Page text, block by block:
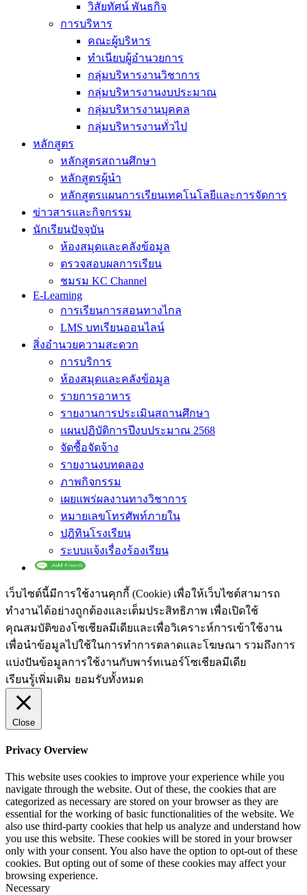
วิสัยทัศน์ พันธกิจ
การบริหาร
คณะผู้บริหาร
ทำเนียบผู้อำนวยการ
กลุ่มบริหารงานวิชาการ
กลุ่มบริหารงานงบประมาณ
กลุ่มบริหารงานบุคคล
กลุ่มบริหารงานทั่วไป
หลักสูตร
หลักสูตรสถานศึกษา
หลักสูตรผู้นำ
หลักสูตรแผนการเรียนเทคโนโลยีและการจัดการ
ข่าวสารและกิจกรรม
นักเรียนปัจจุบัน
ห้องสมุดและคลังข้อมูล
ตรวจสอบผลการเรียน
ชมรม KC Channel
E-Learning
การเรียนการสอนทางไกล
LMS บทเรียนออนไลน์
สิ่งอำนวยความสะดวก
การบริการ
ห้องสมุดและคลังข้อมูล
รายการอาหาร
รายงานการประเมินสถานศึกษา
แผนปฏิบัติการปีงบประมาณ 2568
จัดซื้อจัดจ้าง
รายงานงบทดลอง
ภาพกิจกรรม
เผยแพร่ผลงานทางวิชาการ
หมายเลขโทรศัพท์ภายใน
ปฎิทินโรงเรียน
ระบบแจ้งเรื่องร้องเรียน
เว็บไซต์นี้มีการใช้งานคุกกี้ (Cookie) เพื่อให้เว็บไซต์สามารถ
ทำงานได้อย่างถูกต้องและเต็มประสิทธิภาพ​ เพื่อเปิดใช้
คุณสมบัติของโซเชียล​มีเดียและเพื่อวิเคราะห์การเข้าใช้งาน
เพื่อนำข้อมูลไปใช้ในการทำการตลาดและโฆษณา​ รวมถึงการ
แบ่งปันข้อมูลการใช้งานกับพาร์ทเนอร์​โซเชียล​มีเดีย
เรียนรู้เพิ่มเติม ยอมรับทั้งหมด
Close
Privacy Overview
This website uses cookies to improve your experience while you
navigate through the website. Out of these, the cookies that are
categorized as necessary are stored on your browser as they are
essential for the working of basic functionalities of the website. We
also use third-party cookies that help us analyze and understand how
you use this website. These cookies will be stored in your browser
only with your consent. You also have the option to opt-out of these
cookies. But opting out of some of these cookies may affect your
browsing experience.
Necessary